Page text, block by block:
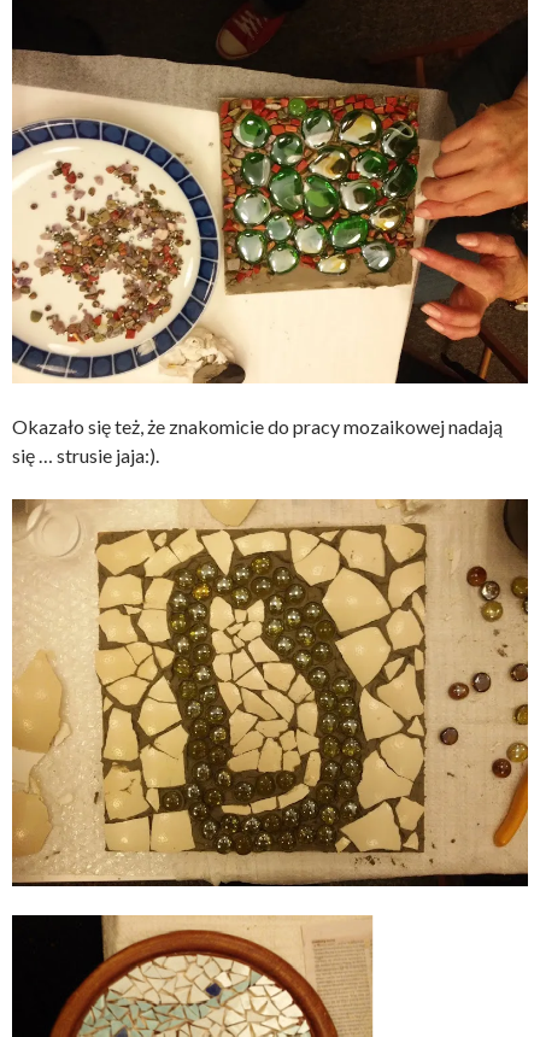
Okazało się też, że znakomicie do pracy mozaikowej nadają
się … strusie jaja:).